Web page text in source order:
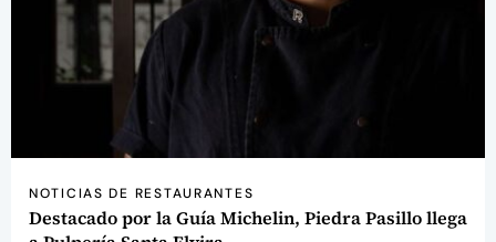
NOTICIAS DE RESTAURANTES
Destacado por la Guía Michelin, Piedra Pasillo llega